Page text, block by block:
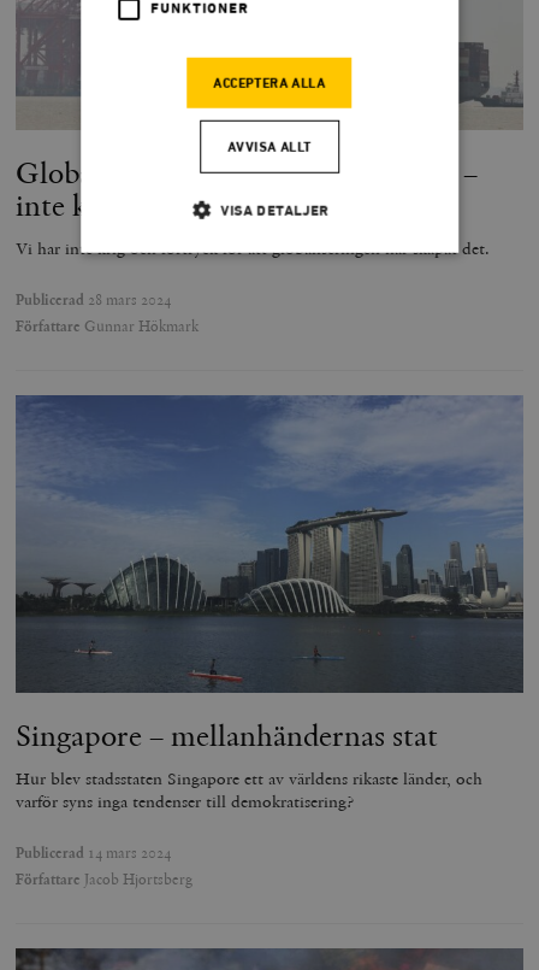
Globaliseringen skapar möjligheter –
inte krig
Vi har inte krig och förtryck för att globaliseringen har skapat det.
Publicerad 28 mars 2024
Författare Gunnar Hökmark
Singapore – mellanhändernas stat
Hur blev stadsstaten Singapore ett av världens rikaste länder, och
varför syns inga tendenser till demokratisering?
Publicerad 14 mars 2024
Författare Jacob Hjortsberg
FUNKTIONER
ACCEPTERA ALLA
AVVISA ALLT
VISA DETALJER
Marknadsföring
kärnwebbplatsfunktioner som användarinloggning
och kontohantering. Webbplatsen kan inte användas
/ Domän
Inc.
timbro.se
woocommerce_items_in_cart